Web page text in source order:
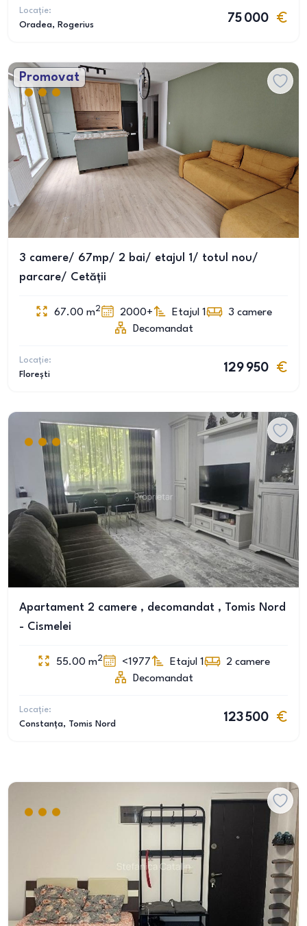
Locație:
Oradea, Rogerius
75 000
Promovat
3 camere/ 67mp/ 2 bai/ etajul 1/ totul nou/
parcare/ Cetății
67.00 m2 2000+ Etajul 1 3 camere
Decomandat
Locație:
Florești
129 950
Apartament 2 camere , decomandat , Tomis Nord
- Cismelei
55.00 m2 <1977 Etajul 1 2 camere
Decomandat
Locație:
Constanța, Tomis Nord
123 500